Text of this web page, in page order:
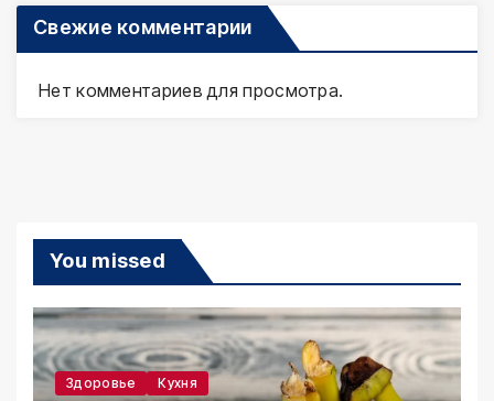
Свежие комментарии
Нет комментариев для просмотра.
You missed
Здоровье Кухня